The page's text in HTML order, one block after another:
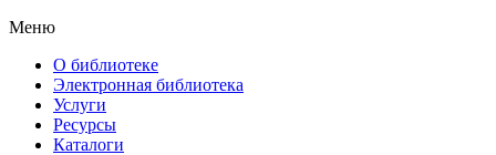
Меню
О библиотеке
Электронная библиотека
Услуги
Ресурсы
Каталоги